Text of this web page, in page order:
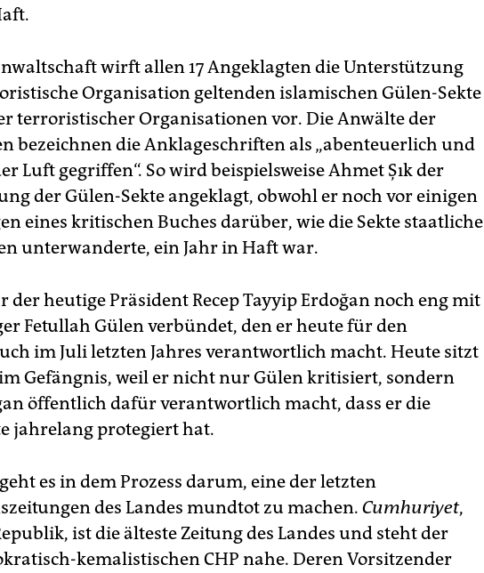
wirft allen 17 Angeklagten die Unterstützung
Organisation geltenden islamischen Gülen-Sekte
terroristischer Organisationen vor. Die Anwälte der
bezeichnen die Anklageschriften als „abenteuerlich und
Luft gegriffen“. So wird beispielsweise Ahmet Şık der
der Gülen-Sekte angeklagt, obwohl er noch vor einigen
eines kritischen Buches darüber, wie die Sekte staatliche
unterwanderte, ein Jahr in Haft war.
der heutige Präsident Recep Tayyip Erdoğan noch eng mit
Fetullah Gülen verbündet, den er heute für den
im Juli letzten Jahres verantwortlich macht. Heute sitzt
Gefängnis, weil er nicht nur Gülen kritisiert, sondern
öffentlich dafür verantwortlich macht, dass er die
jahrelang protegiert hat.
es in dem Prozess darum, eine der letzten
des Landes mundtot zu machen. Cumhuriyet,
ist die älteste Zeitung des Landes und steht der
kemalistischen CHP nahe. Deren Vorsitzender